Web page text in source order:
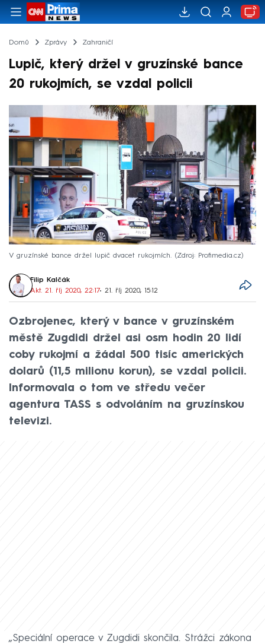
Domů Zprávy Zahraničí
Lupič, který držel v gruzínské bance
20 rukojmích, se vzdal policii
V gruzínské bance držel lupič dvacet rukojmích. Zdroj: Profimedia.cz
Filip Kalčák
Akt. 21. říj 2020, 22:17• 21. říj 2020, 15:12
Ozbrojenec, který v bance v gruzínském
městě Zugdidi držel asi osm hodin 20 lidí
coby rukojmí a žádal 500 tisíc amerických
dolarů (11,5 milionu korun), se vzdal policii.
Informovala o tom ve středu večer
agentura TASS s odvoláním na gruzínskou
televizi.
„Speciální operace v Zugdidi skončila. Strážci zákona